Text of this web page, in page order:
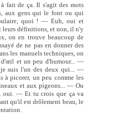
fait de ça. Il s'agit des mots
aux gens qui le font ou qui
quoi ! — Euh, oui et
leurs définitions, et non, il n'y
on en trouve beaucoup de
de ne pas en donner des
les manuels techniques, on
d'œil et un peu d'humour... —
suis l'un des deux qui... —
à picorer, un peu comme les
et aux pigeons... — Ou
oui. — Et tu crois que ça va
qu'il est drôlement beau, le